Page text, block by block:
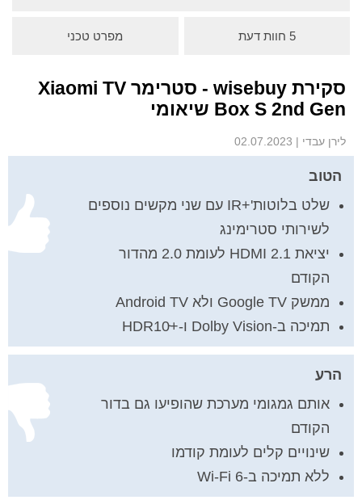
5 חוות דעת מפרט טכני
סקירת wisebuy - סטרימר Xiaomi TV
Box S 2nd Gen שיאומי
לירן עבדי |
הטוב
שלט בלוטות'+IR עם שני מקשים נוספים
לשירותי סטרימינג
יציאת HDMI 2.1 לעומת 2.0 מהדור
הקודם
ממשק Google TV ולא Android TV
תמיכה ב-Dolby Vision ו-+HDR10ּּּ
הרע
אותם גמגומי מערכת שהופיעו גם בדור
הקודם
שינויים קלים לעומת קודמו
ללא תמיכה ב-Wi-Fi 6